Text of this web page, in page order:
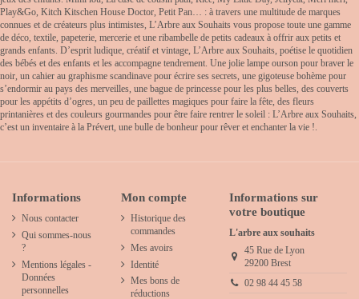
Play&Go, Kitch Kitschen House Doctor, Petit Pan… : à travers une multitude de marques
connues et de créateurs plus intimistes, L’Arbre aux Souhaits vous propose toute une gamme
de déco, textile, papeterie, mercerie et une ribambelle de petits cadeaux à offrir aux petits et
grands enfants. D’esprit ludique, créatif et vintage, L’Arbre aux Souhaits, poétise le quotidien
des bébés et des enfants et les accompagne tendrement. Une jolie lampe ourson pour braver le
noir, un cahier au graphisme scandinave pour écrire ses secrets, une gigoteuse bohème pour
s’endormir au pays des merveilles, une bague de princesse pour les plus belles, des couverts
pour les appétits d’ogres, un peu de paillettes magiques pour faire la fête, des fleurs
printanières et des couleurs gourmandes pour être faire rentrer le soleil : L’Arbre aux Souhaits,
c’est un inventaire à la Prévert, une bulle de bonheur pour rêver et enchanter la vie !.
Informations
Nous contacter
Qui sommes-nous
?
Mentions légales -
Données
personnelles
Mon compte
Historique des
commandes
Mes avoirs
Identité
Mes bons de
réductions
Informations sur
votre boutique
L'arbre aux souhaits
45 Rue de Lyon
29200 Brest
02 98 44 45 58